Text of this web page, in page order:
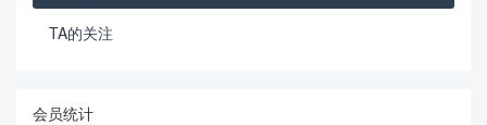
TA的关注
会员统计